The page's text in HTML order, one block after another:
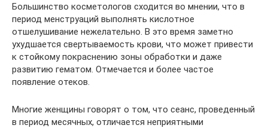
Большинство косметологов сходится во мнении, что в
период менструаций выполнять кислотное
отшелушивание нежелательно. В это время заметно
ухудшается свертываемость крови, что может привести
к стойкому покраснению зоны обработки и даже
развитию гематом. Отмечается и более частое
появление отеков.
Многие женщины говорят о том, что сеанс, проведенный
в период месячных, отличается неприятными